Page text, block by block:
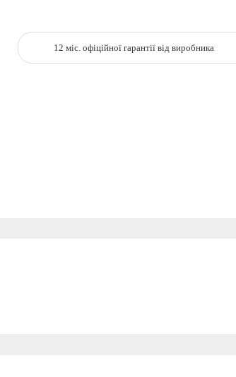
12 міс. офіційної гарантії від виробника